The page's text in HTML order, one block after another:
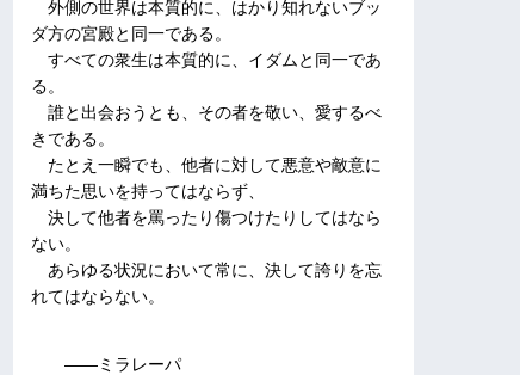
外側の世界は本質的に、はかり知れないブッ
ダ方の宮殿と同一である。
すべての衆生は本質的に、イダムと同一であ
る。
誰と出会おうとも、その者を敬い、愛するべ
きである。
たとえ一瞬でも、他者に対して悪意や敵意に
満ちた思いを持ってはならず、
決して他者を罵ったり傷つけたりしてはなら
ない。
あらゆる状況において常に、決して誇りを忘
れてはならない。
――ミラレーパ